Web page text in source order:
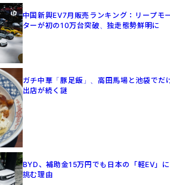
中国新興EV7月販売ランキング：リープモ
ターが初の10万台突破、独走態勢鮮明に
ガチ中華「豚足飯」、高田馬場と池袋でだ
出店が続く謎
BYD、補助金15万円でも日本の「軽EV」に
挑む理由